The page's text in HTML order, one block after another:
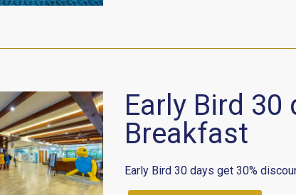
Early Bird
Breakfast
Early Bird 30 days get 30%